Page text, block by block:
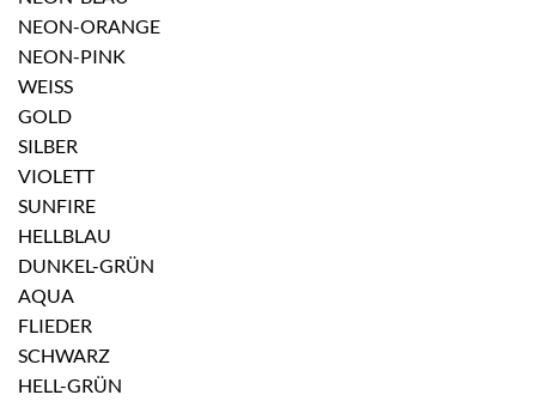
NEON-ORANGE
NEON-PINK
WEISS
GOLD
SILBER
VIOLETT
SUNFIRE
HELLBLAU
DUNKEL-GRÜN
AQUA
FLIEDER
SCHWARZ
HELL-GRÜN